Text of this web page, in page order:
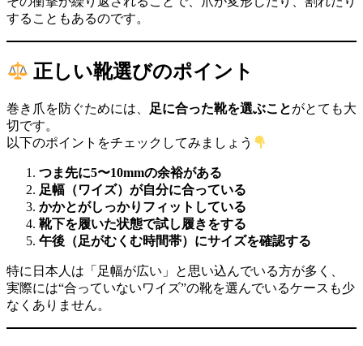
することもあるのです。
正しい靴選びのポイント
巻き爪を防ぐためには、 足に合った靴を選ぶことがとても大
切です。
以下のポイントをチェックしてみましょう
つま先に5〜10mmの余裕がある
足幅（ワイズ）が自分に合っている
かかとがしっかりフィットしている
靴下を履いた状態で試し履きをする
午後（足がむくむ時間帯）にサイズを確認する
特に日本人は「足幅が広い」と思い込んでいる方が多く、
実際には“合っていないワイズ”の靴を選んでいるケースも少
なくありません。